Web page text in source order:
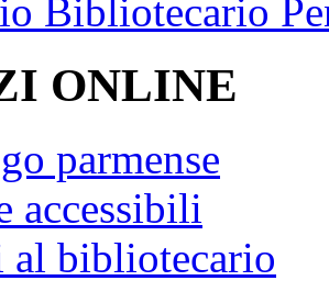
Bibliotecario
ONLINE
parmense
accessibili
al bibliotecario